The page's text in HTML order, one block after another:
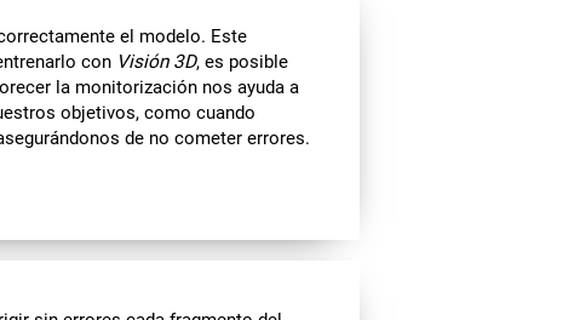
el modelo. Este
con Visión 3D, es posible
la monitorización nos ayuda a
objetivos, como cuando
de no cometer errores.